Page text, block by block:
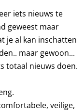
iets nieuws te
geweest maar
je al kan inschatten
maar gewoon...
totaal nieuws doen.
veilige,